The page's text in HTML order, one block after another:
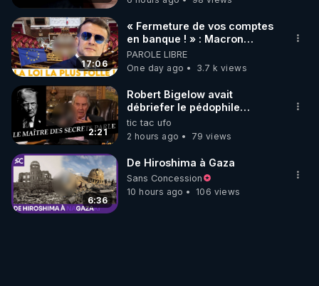
17:06
« Fermeture de vos comptes
en banque ! » : Macron
impose une loi folle !
PAROLE LIBRE
One day ago
3.7 k views
2:21
Robert Bigelow avait
débriefer le pédophile
génocidaire de donald j
trump
tic tac ufo
2 hours ago
79 views
6:36
De Hiroshima à Gaza
Sans Concession
10 hours ago
106 views